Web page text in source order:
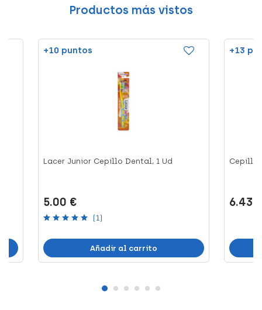
Productos más vistos
+10 puntos
Lacer Junior Cepillo Dental, 1 Ud
5.00 €
(1)
Añadir al carrito
+13
Cepillo
6.43